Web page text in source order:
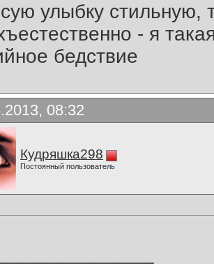
улыбку стильную,
- я
бедствие
08:32
Кудряшка298
Постоянный пользователь